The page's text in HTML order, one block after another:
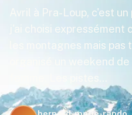
Avril à Pra-Loup, c'est
j'ai choisi expressément
les montagnes mais
organisé un weekend
femme. Les pistes…